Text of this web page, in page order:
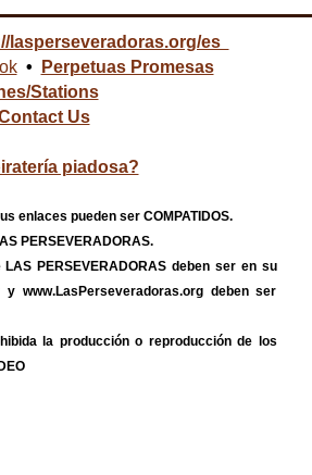
lasperseveradoras.org/es
•
Perpetuas Promesas
Stations
Us
piadosa?
enlaces pueden ser COMPATIDOS.
PERSEVERADORAS.
PERSEVERADORAS deben ser en su
deben ser
la producción o reproducción de los